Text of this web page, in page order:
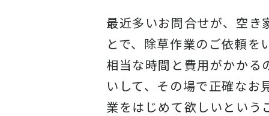
最近多いお問合せが、空き
とで、除草作業のご依頼を
相当な時間と費用がかかる
いして、その場で正確な
業をはじめて欲しいという